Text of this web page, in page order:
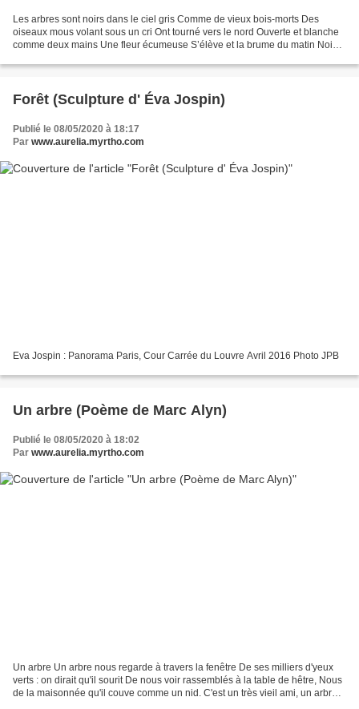
Les arbres sont noirs dans le ciel gris Comme de vieux bois-morts Des
oiseaux mous volant sous un cri Ont tourné vers le nord Ouverte et blanche
comme deux mains Une fleur écumeuse S’élève et la brume du matin Noie
Forêt (Sculpture d' Éva Jospin)
Publié le 08/05/2020 à 18:17
Par www.aurelia.myrtho.com
Eva Jospin : Panorama Paris, Cour Carrée du Louvre Avril 2016 Photo JPB
Un arbre (Poème de Marc Alyn)
Publié le 08/05/2020 à 18:02
Par www.aurelia.myrtho.com
Un arbre Un arbre nous regarde à travers la fenêtre De ses milliers d'yeux
verts : on dirait qu'il sourit De nous voir rassemblés à la table de hêtre, Nous
de la maisonnée qu'il couve comme un nid. C'est un très vieil ami, un arbre